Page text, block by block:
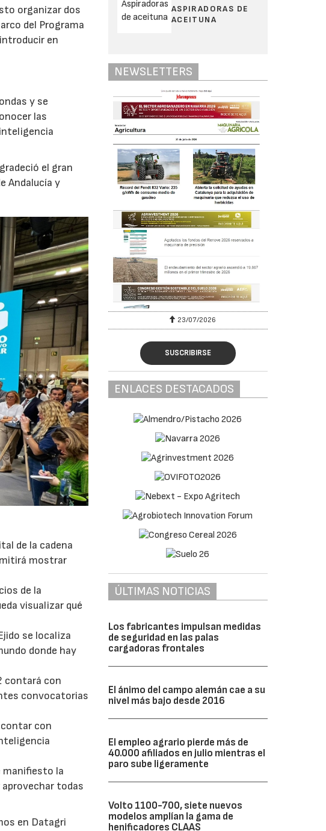
organizar dos
del Programa
en
y se
las
el gran
Andalucía y
de la cadena
mostrar
de la
visualizar qué
se localiza
donde hay
contará con
convocatorias
con
manifiesto la
todas
en Datagri
ASPIRADORAS DE
ACEITUNA
NEWSLETTERS
27/07/2026 23/07/2026
SUSCRIBIRSE
ENLACES DESTACADOS
ÚLTIMAS NOTICIAS
Los fabricantes impulsan medidas
de seguridad en las palas
cargadoras frontales
El ánimo del campo alemán cae a su
nivel más bajo desde 2016
El empleo agrario pierde más de
40.000 afiliados en julio mientras el
paro sube ligeramente
Volto 1100-700, siete nuevos
modelos amplían la gama de
henificadores CLAAS